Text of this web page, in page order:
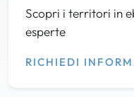
Scopri i territori in
esperte
RICHIEDI